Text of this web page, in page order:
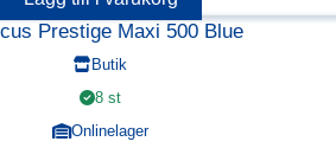
279,00 kr.
Butik
8 st
Onlinelager